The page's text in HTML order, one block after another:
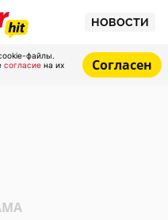
НОВОСТИ
файлы.
согласие на их
Согласен